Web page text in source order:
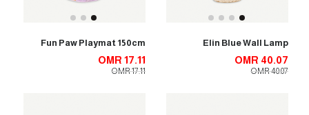
Elin Blue Wall Lamp
OMR 40.07
OMR 40.07
Fun Paw Playmat 150cm
OMR 17.11
OMR 17.11